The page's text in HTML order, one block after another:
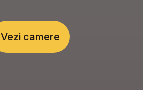
Vezi camere
Vezi detalii